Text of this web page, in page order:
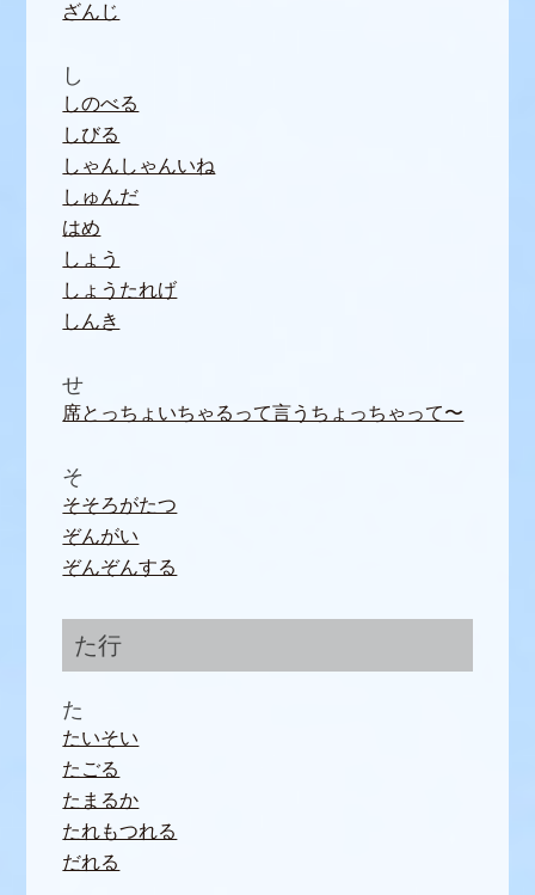
ざんじ
し
しのべる
しびる
しゃんしゃんいね
しゅんだ
はめ
しょう
しょうたれげ
しんき
せ
席とっちょいちゃるって言うちょっちゃって〜
そ
そそろがたつ
ぞんがい
ぞんぞんする
た行
た
たいそい
たごる
たまるか
たれもつれる
だれる